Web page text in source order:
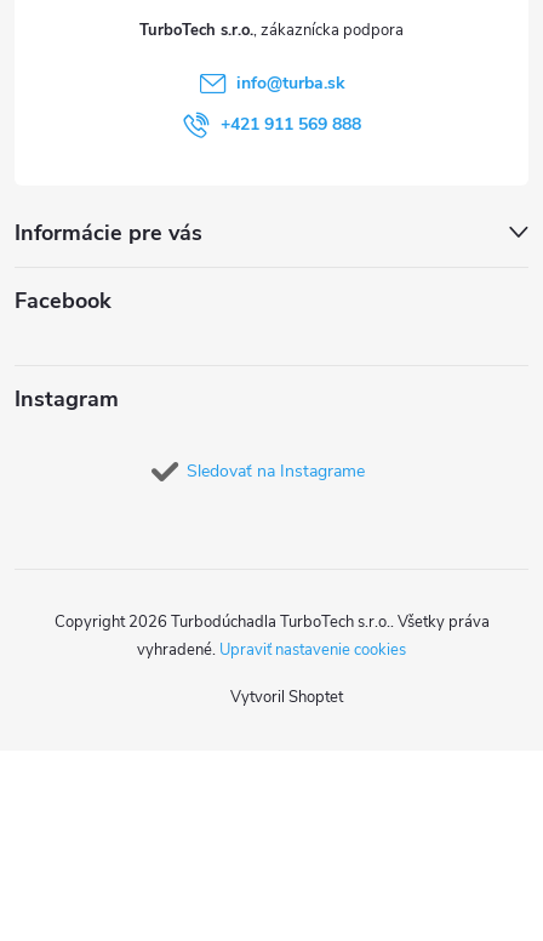
TurboTech s.r.o.
info@turba.sk
+421 911 569 888
Informácie pre vás
Facebook
Instagram
Sledovať na Instagrame
Vytvoril Shoptet
Copyright 2026 Turbodúchadla TurboTech s.r.o.. Všetky práva
vyhradené. Upraviť nastavenie cookies